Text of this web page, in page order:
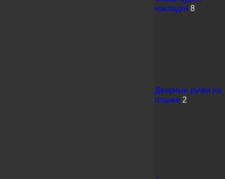
накладки 8
Дверные ручки на
планке 2